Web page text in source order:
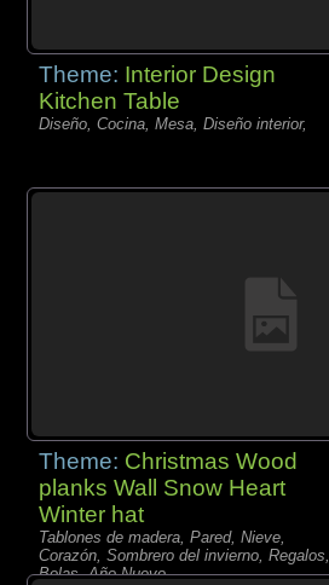
Theme: Interior Design
Kitchen Table
Diseño, Cocina, Mesa, Diseño interior,
Theme: Christmas Wood
planks Wall Snow Heart
Winter hat
Tablones de madera, Pared, Nieve,
Corazón, Sombrero del invierno, Regalos,
Bolas, Año Nuevo,